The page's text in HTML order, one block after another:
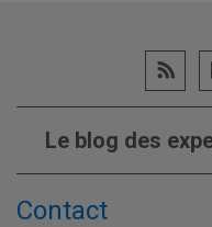
Le blog des
Contact